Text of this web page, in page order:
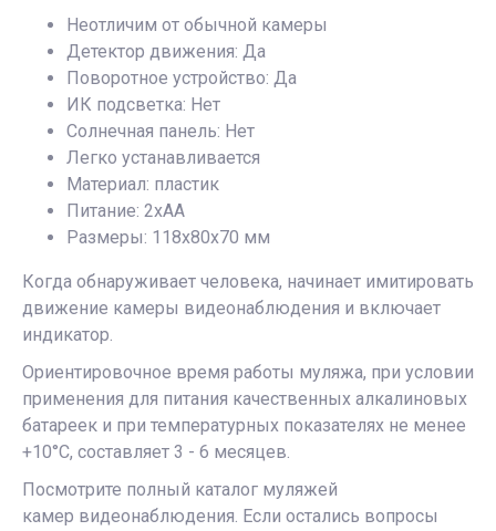
Неотличим от обычной камеры
Детектор движения: Да
Поворотное устройство: Да
ИК подсветка: Нет
Солнечная панель: Нет
Легко устанавливается
Материал: пластик
Питание: 2хАА
Размеры: 118х80х70 мм
Когда обнаруживает человека, начинает имитировать
движение камеры видеонаблюдения и включает
индикатор.
Ориентировочное время работы муляжа, при условии
применения для питания качественных алкалиновых
батареек и при температурных показателях не менее
+10°C, составляет 3 - 6 месяцев.
Посмотрите полный каталог муляжей
камер видеонаблюдения. Если остались вопросы